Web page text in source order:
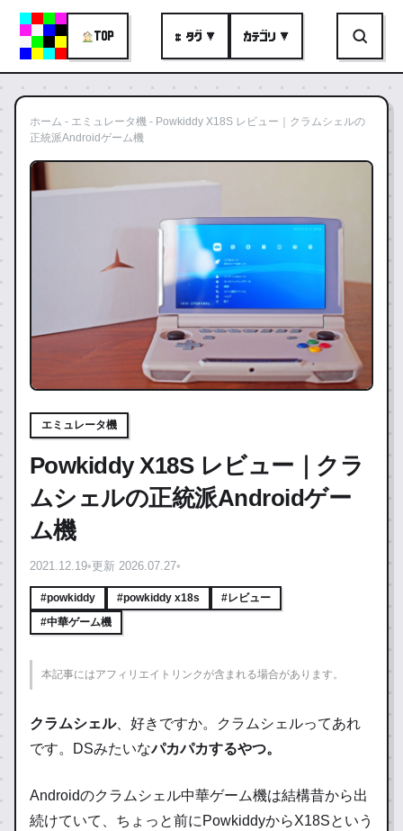
TOP # タグ ▼ カテゴリ ▼
ホーム - エミュレータ機 - Powkiddy X18S レビュー｜クラムシェルの
正統派Androidゲーム機
エミュレータ機
Powkiddy X18S レビュー｜クラ
ムシェルの正統派Androidゲー
ム機
2021.12.19• 更新 2026.07.27•
#powkiddy #powkiddy x18s
#レビュー
#中華ゲーム機
本記事にはアフィリエイトリンクが含まれる場合があります。
クラムシェル、好きですか。クラムシェルってあれ
です。DSみたいなパカパカするやつ。
Androidのクラムシェル中華ゲーム機は結構昔から出
続けていて、ちょっと前にPowkiddyからX18Sという